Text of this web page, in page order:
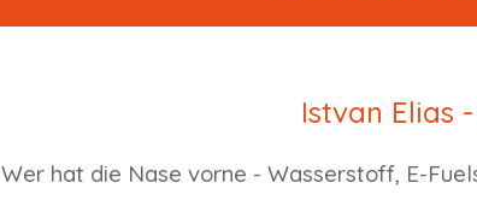
Istvan Elias
Wer hat die Nase vorne - Wasserstoff, E-